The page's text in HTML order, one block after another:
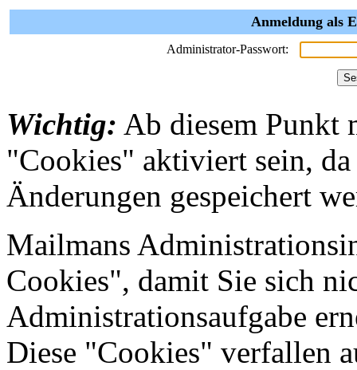
Anmeldung als
Administrator-Passwort:
Wichtig: Ab diesem Punkt
"Cookies" aktiviert sein,
Änderungen gespeichert
Mailmans
Cookies", damit Sie sich
Administrationsaufgabe
Diese "Cookies" verfallen